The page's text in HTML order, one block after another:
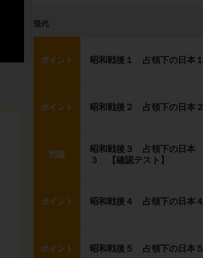
現代
ポイント 昭和戦後１ 占領下の日本１
ポイント 昭和戦後２ 占領下の日本２
問題
昭和戦後３ 占領下の日本
３ 【確認テスト】
ポイント 昭和戦後４ 占領下の日本４
ポイント 昭和戦後５ 占領下の日本５